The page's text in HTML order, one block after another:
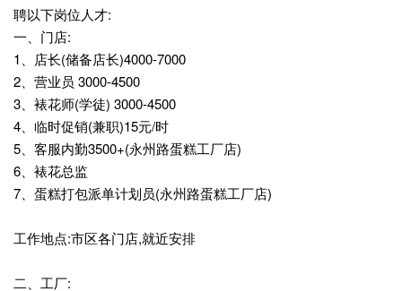
聘以下岗位人才:
一、门店:
1、店长(储备店长)4000-7000
2、营业员 3000-4500
3、裱花师(学徒) 3000-4500
4、临时促销(兼职)15元/时
5、客服内勤3500+(永州路蛋糕工厂店)
6、裱花总监
7、蛋糕打包派单计划员(永州路蛋糕工厂店)
工作地点:市区各门店,就近安排
二、工厂: